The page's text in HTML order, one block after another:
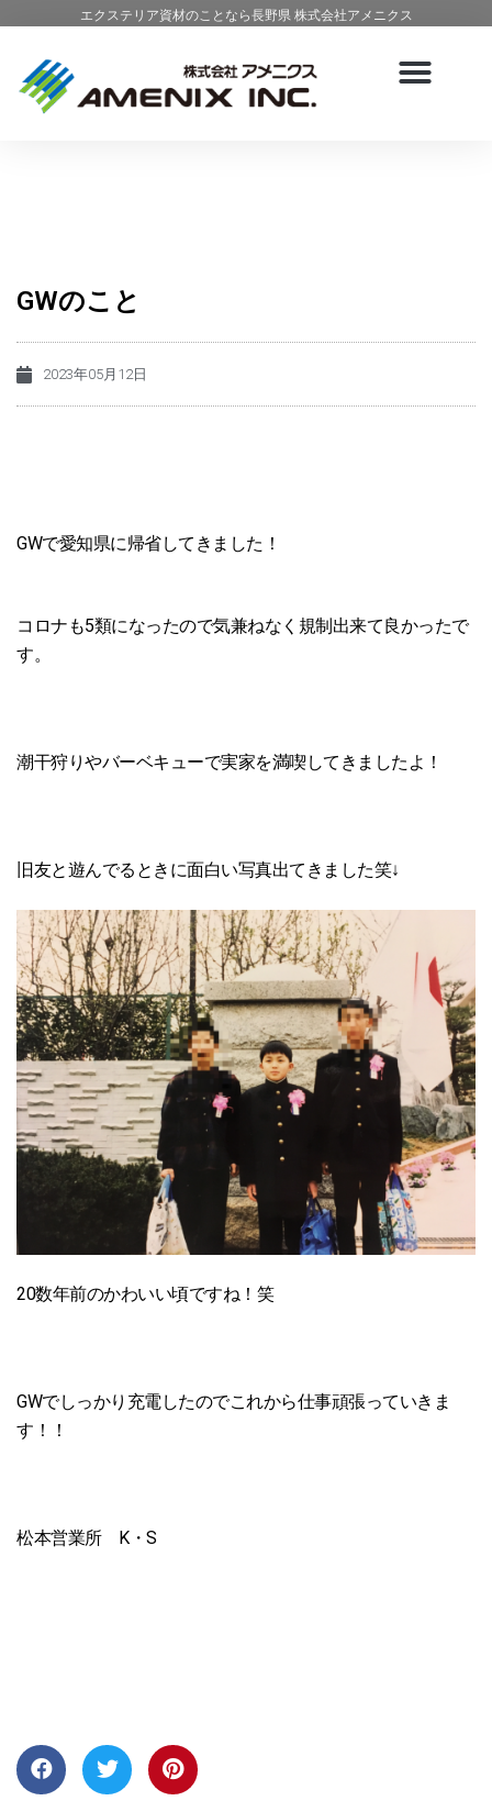
エクステリア資材のことなら長野県 株式会社アメニクス
GWのこと
2023年05月12日
GWで愛知県に帰省してきました！
コロナも5類になったので気兼ねなく規制出来て良かったで
す。
潮干狩りやバーベキューで実家を満喫してきましたよ！
旧友と遊んでるときに面白い写真出てきました笑↓
20数年前のかわいい頃ですね！笑
GWでしっかり充電したのでこれから仕事頑張っていきま
す！！
松本営業所 K・S